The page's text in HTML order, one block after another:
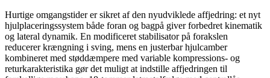
Hurtige omgangstider er sikret af den nyudviklede affjedring: et nyt
hjulplaceringssystem både foran og bagpå giver forbedret kinematik
og lateral dynamik. En modificeret stabilisator på forakslen
reducerer krængning i sving, mens en justerbar hjulcamber
kombineret med støddæmpere med variable kompressions- og
returkarakteristika gør det muligt at indstille affjedringen til